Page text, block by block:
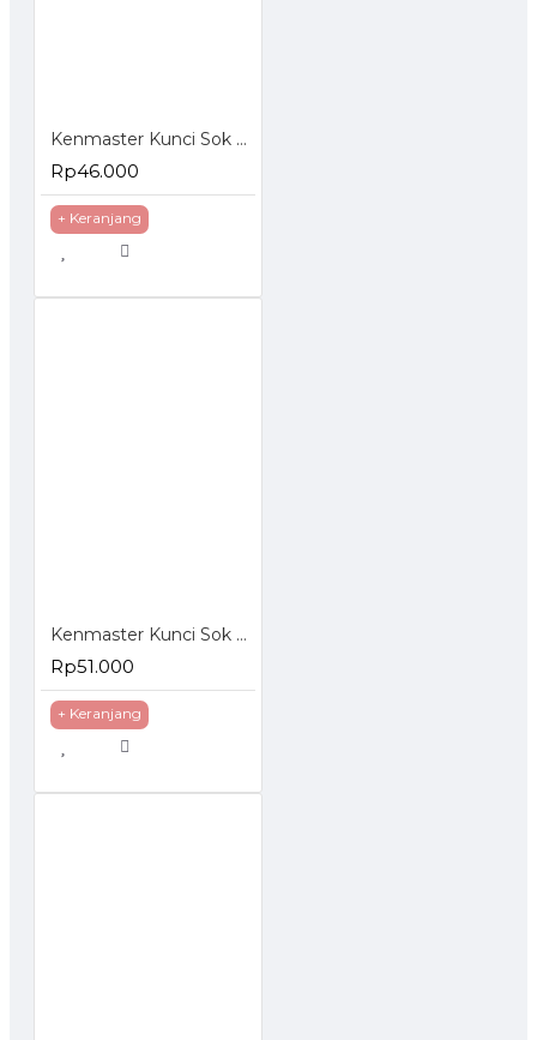
Kenmaster Kunci Sok Set 40 Pcs
Rp46.000
+ Keranjang
Kenmaster Kunci Sok Set 27 Pcs
Rp51.000
+ Keranjang